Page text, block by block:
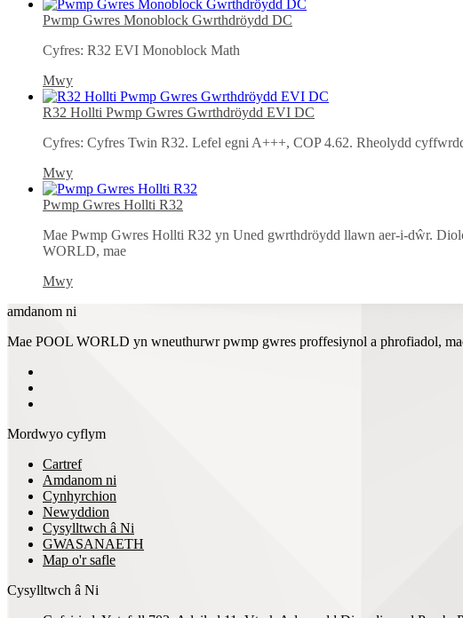
Pwmp Gwres Monoblock Gwrthdröydd DC
Cyfres: R32 EVI Monoblock Math
Mwy
R32 Hollti Pwmp Gwres Gwrthdröydd EVI DC
Cyfres: Cyfres Twin R32. Lefel egni A+++, COP 4.62. Rheolydd
Mwy
Pwmp Gwres Hollti R32
Mae Pwmp Gwres Hollti R32 yn Uned gwrthdröydd llawn aer-i-dŵr.
WORLD, mae
Mwy
amdanom ni
Mae POOL WORLD yn wneuthurwr pwmp gwres proffesiynol a phrofiadol,
Mordwyo cyflym
Cartref
Amdanom ni
Cynhyrchion
Newyddion
Cysylltwch â Ni
GWASANAETH
Map o'r safle
Cysylltwch â Ni